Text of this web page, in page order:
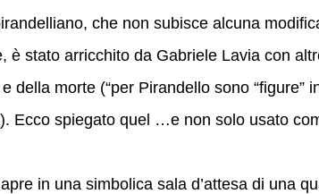
che non subisce alcuna
è stato arricchito da Gabriele Lavia con
della morte (“per Pirandello sono “figure”
Ecco spiegato quel …e non solo usato
in una simbolica sala d’attesa di una